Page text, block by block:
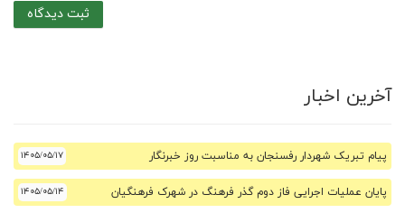
آخرین اخبار
پیام تبریک شهردار رفسنجان به مناسبت روز خبرنگار ۱۴۰۵/۰۵/۱۷
پایان عملیات اجرایی فاز دوم گذر فرهنگ در شهرک فرهنگیان ۱۴۰۵/۰۵/۱۴